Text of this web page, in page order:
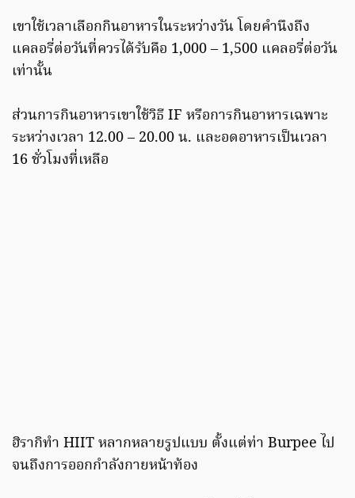
เขาใช้เวลาเลือกกินอาหารในระหว่างวัน โดยคำนึงถึง
แคลอรี่ต่อวันที่ควรได้รับคือ 1,000 – 1,500 แคลอรี่ต่อวัน
เท่านั้น
ส่วนการกินอาหารเขาใช้วิธี IF หรือการกินอาหารเฉพาะ
ระหว่างเวลา 12.00 – 20.00 น. และอดอาหารเป็นเวลา
16 ชั่วโมงที่เหลือ
ฮิรากิทำ HIIT หลากหลายรูปแบบ ตั้งแต่ท่า Burpee ไป
จนถึงการออกกำลังกายหน้าท้อง